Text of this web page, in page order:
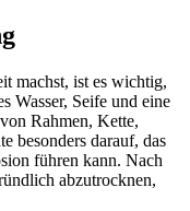
machst, ist es wichtig,
Wasser, Seife und eine
Rahmen, Kette,
besonders darauf, das
führen kann. Nach
abzutrocknen,